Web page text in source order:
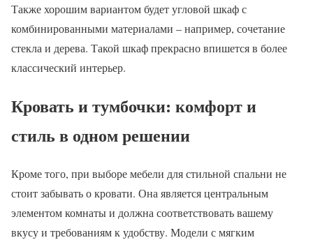
Также хорошим вариантом будет угловой шкаф с
комбинированными материалами – например, сочетание
стекла и дерева. Такой шкаф прекрасно впишется в более
классический интерьер.
Кровать и тумбочки: комфорт и
стиль в одном решении
Кроме того, при выборе мебели для стильной спальни не
стоит забывать о кровати. Она является центральным
элементом комнаты и должна соответствовать вашему
вкусу и требованиям к удобству. Модели с мягким